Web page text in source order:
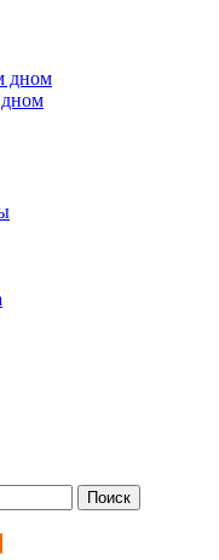
дном
Поиск